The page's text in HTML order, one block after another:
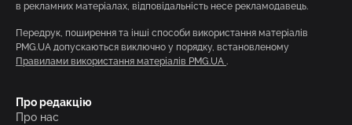
в рекламних матеріалах, відповідальність несе рекламодавець.
Передрук, поширення та інші способи використання матеріалів
PMG.UA допускаються виключно у порядку, встановленому
Правилами використання матеріалів PMG.UA .
Про редакцію
Про нас